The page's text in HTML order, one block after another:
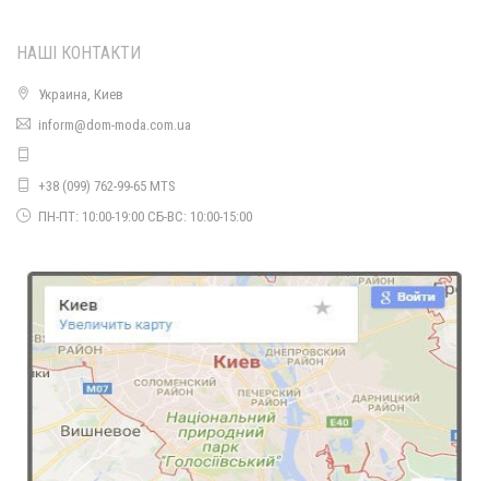
Стильне жіноче плаття в класичному стилі із брошкою
Стильне плаття жіноче з мереживним рукавом
Стильне жіноче плаття із накидкою
700.00грн.
НАШІ КОНТАКТИ
Украина, Киев
inform@dom-moda.com.ua
+38 (099) 762-99-65 MTS
ПН-ПТ: 10:00-19:00 СБ-ВС: 10:00-15:00